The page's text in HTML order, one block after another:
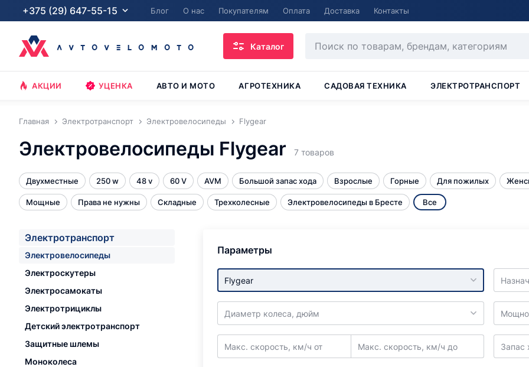
+375 (29) 647-55-15 Блог О нас Покупателям Оплата Доставка Контакты
Каталог
АКЦИИ УЦЕНКА АВТО И МОТО АГРОТЕХНИКА САДОВАЯ ТЕХНИКА ЭЛЕКТРОТРАНСПОРТ
Главная Электротранспорт Электровелосипеды Flygear
Электровелосипеды Flygear 7 товаров
Двухместные 250 w 48 v 60 V AVM Большой запас хода Взрослые Горные Для пожилых
Мощные Права не нужны Складные Трехколесные Электровелосипеды в Бресте Все
Электротранспорт
Электровелосипеды
Электроскутеры
Электросамокаты
Электротрициклы
Детский электротранспорт
Защитные шлемы
Моноколеса
Параметры
Flygear
Диаметр колеса, дюйм
Макс. скорость, км/ч от Макс. скорость, км/ч до Запас